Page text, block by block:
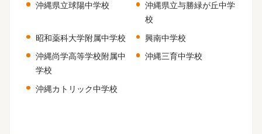
沖縄県立球陽中学校
沖縄県立与勝緑が丘中学
校
昭和薬科大学附属中学校
興南中学校
沖縄尚学高等学校附属中
学校
沖縄三育中学校
沖縄カトリック中学校